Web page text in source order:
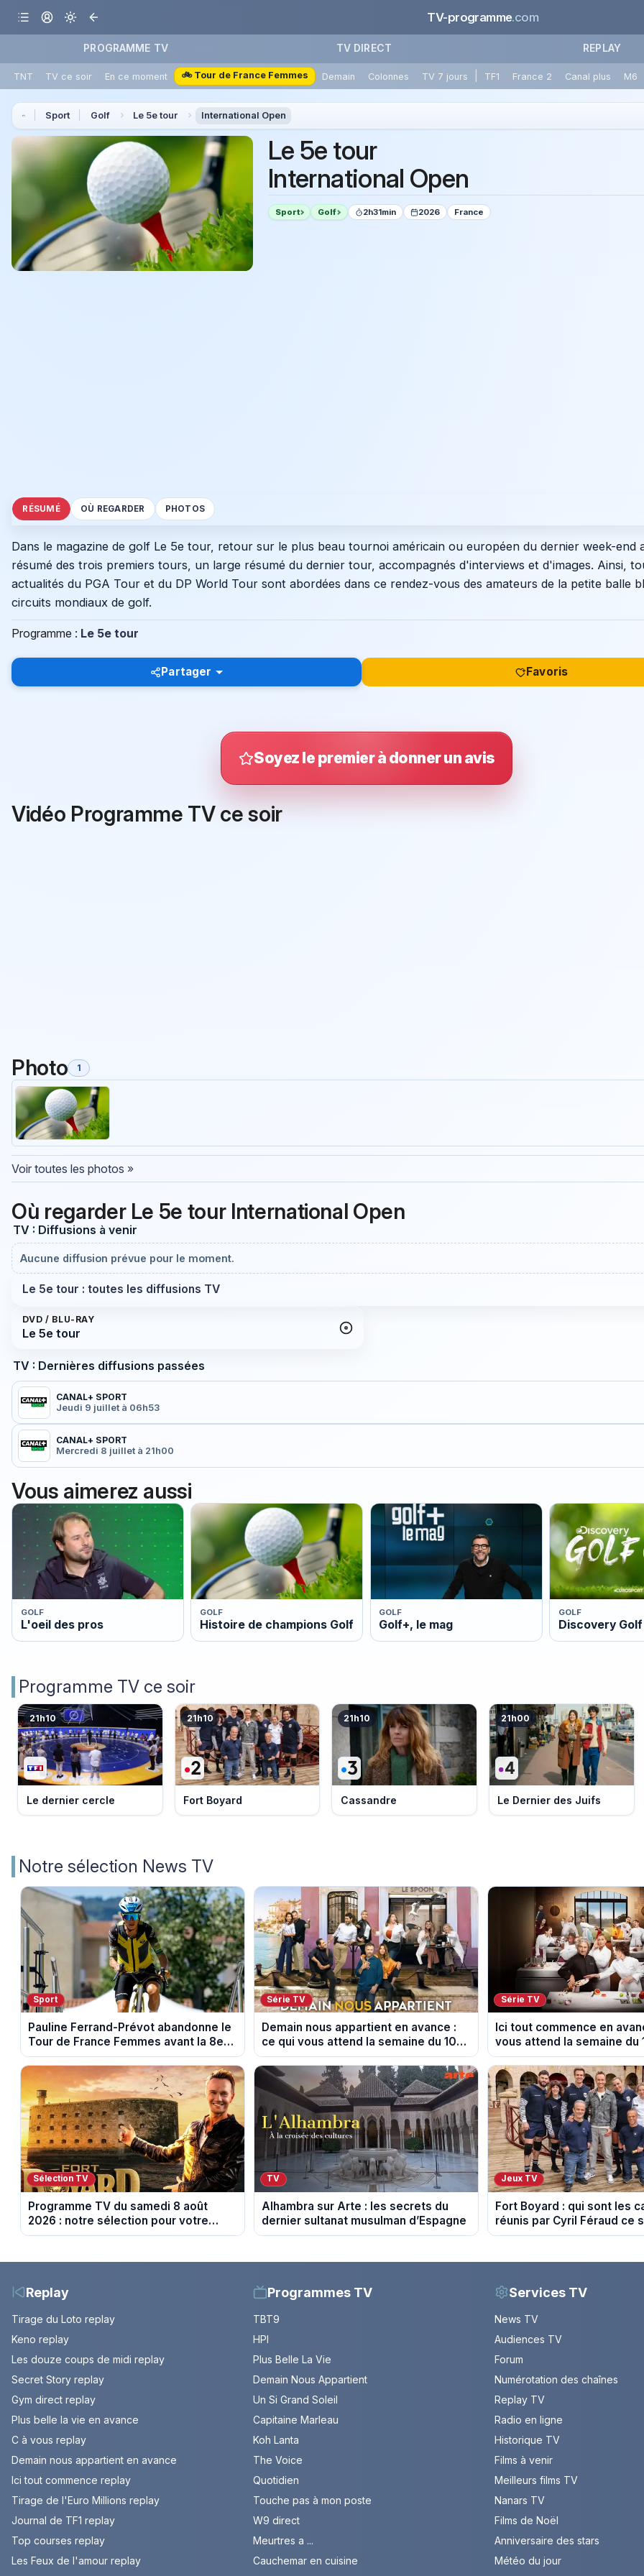
TV-programme.com
PROGRAMME TV TV DIRECT REPLAY
TNT TV ce soir En ce moment 🚲 Tour de France Femmes Demain Colonnes TV 7 jours TF1 France 2 Canal plus M6
Sport Golf Le 5e tour International Open
Le 5e tour
International Open
Sport Golf 2h31min 2026 France
RÉSUMÉ OÙ REGARDER PHOTOS
Dans le magazine de golf Le 5e tour, retour sur le plus beau tournoi américain ou européen du dernier week-end
résumé des trois premiers tours, un large résumé du dernier tour, accompagnés d'interviews et d'images. Ainsi,
actualités du PGA Tour et du DP World Tour sont abordées dans ce rendez-vous des amateurs de la petite balle
circuits mondiaux de golf.
Programme : Le 5e tour
Partager Favoris
Soyez le premier à donner un avis
Vidéo Programme TV ce soir
Photo 1
Voir toutes les photos »
Où regarder Le 5e tour International Open
TV : Diffusions à venir
Aucune diffusion prévue pour le moment.
Le 5e tour : toutes les diffusions TV
DVD / BLU-RAY
Le 5e tour
TV : Dernières diffusions passées
CANAL+ SPORT
Jeudi 9 juillet à 06h53
CANAL+ SPORT
Mercredi 8 juillet à 21h00
Vous aimerez aussi
GOLF
L'oeil des pros
GOLF
Histoire de champions Golf
GOLF
Golf+, le mag
GOLF
Discovery Golf
Programme TV ce soir
21h10
Le dernier cercle
21h10
Fort Boyard
21h10
Cassandre
21h00
Le Dernier des Juifs
Notre sélection News TV
Sport
Pauline Ferrand-Prévot abandonne le
Tour de France Femmes avant la 8e
étape
Série TV
Demain nous appartient en avance :
ce qui vous attend la semaine du 10
au 14 août 2026 (spoiler)
Série TV
Ici tout commence en
vous attend la semaine du
août 2026 (spoiler)
Sélection TV
Programme TV du samedi 8 août
2026 : notre sélection pour votre
soirée télé
TV
Alhambra sur Arte : les secrets du
dernier sultanat musulman d’Espagne
Jeux TV
Fort Boyard : qui sont les
réunis par Cyril Féraud ce
août 2026 ?
Replay
Tirage du Loto replay
Keno replay
Les douze coups de midi replay
Secret Story replay
Gym direct replay
Plus belle la vie en avance
C à vous replay
Demain nous appartient en avance
Ici tout commence replay
Tirage de l'Euro Millions replay
Journal de TF1 replay
Top courses replay
Les Feux de l'amour replay
Programmes TV
TBT9
HPI
Plus Belle La Vie
Demain Nous Appartient
Un Si Grand Soleil
Capitaine Marleau
Koh Lanta
The Voice
Quotidien
Touche pas à mon poste
W9 direct
Meurtres a ...
Cauchemar en cuisine
Services TV
News TV
Audiences TV
Forum
Numérotation des chaînes
Replay TV
Radio en ligne
Historique TV
Films à venir
Meilleurs films TV
Nanars TV
Films de Noël
Anniversaire des stars
Météo du jour